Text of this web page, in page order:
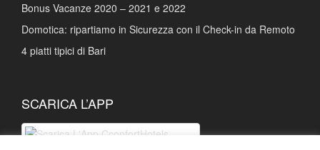
Bonus Vacanze 2020 – 2021 e 2022
Domotica: ripartiamo in Sicurezza con il Check-in da Remoto
4 piatti tipici di Bari
SCARICA L’APP